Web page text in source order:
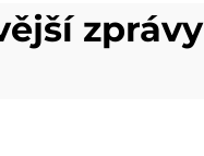
zprávy